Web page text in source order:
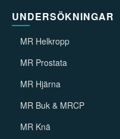
UNDERSÖKNINGAR
MR Helkropp
MR Prostata
MR Hjärna
MR Buk & MRCP
MR Knä